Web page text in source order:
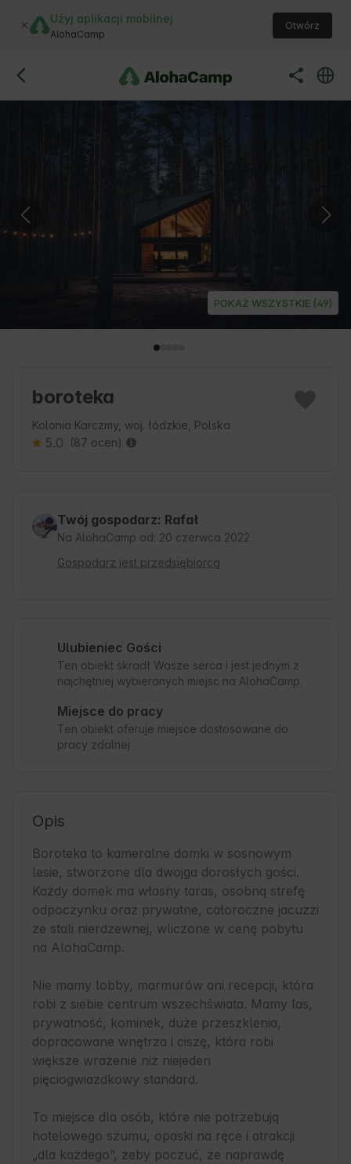
Użyj aplikacji mobilnej
AlohaCamp
Otwórz
POKAŻ WSZYSTKIE (49)
boroteka
Kolonia Karczmy, woj. łódzkie, Polska
5.0 (87 ocen)
Twój gospodarz: Rafał
Na AlohaCamp od: 20 czerwca 2022
Gospodarz jest przedsiębiorcą
Ulubieniec Gości
Ten obiekt skradł Wasze serca i jest jednym z
najchętniej wybieranych miejsc na AlohaCamp.
Miejsce do pracy
Ten obiekt oferuje miejsce dostosowane do
pracy zdalnej
Opis
Boroteka to kameralne domki w sosnowym
lesie, stworzone dla dwojga dorosłych gości.
Każdy domek ma własny taras, osobną strefę
odpoczynku oraz prywatne, całoroczne jacuzzi
ze stali nierdzewnej, wliczone w cenę pobytu
na AlohaCamp.
Nie mamy lobby, marmurów ani recepcji, która
robi z siebie centrum wszechświata. Mamy las,
prywatność, kominek, duże przeszklenia,
dopracowane wnętrza i ciszę, która robi
większe wrażenie niż niejeden
pięciogwiazdkowy standard.
To miejsce dla osób, które nie potrzebują
hotelowego szumu, opaski na ręce i atrakcji
„dla każdego”, żeby poczuć, że naprawdę